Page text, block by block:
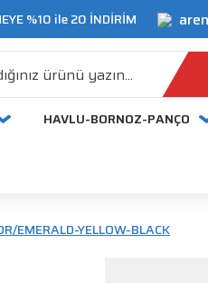
%10 ile 20 İNDİRİM
HAVLU-BORNOZ-PANÇO
EMERALD-YELLOW-BLACK